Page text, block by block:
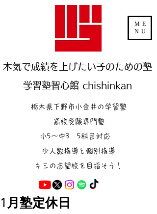
本気で成績を上げたい子のための塾
学習塾智心館 chishinkan
ME
NU
栃木県下野市小金井の学習塾
高校受験専門塾
小5～中3 5科目対応
少人数指導と個別指導
キミの志望校を目指そう！
1月塾定休日